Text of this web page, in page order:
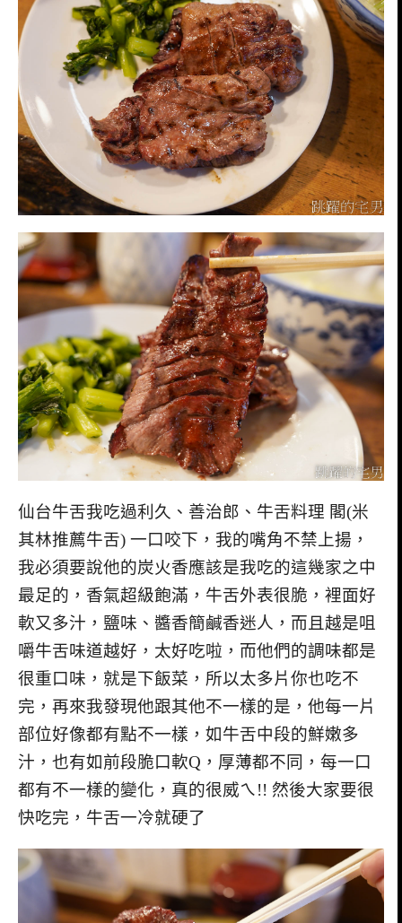
仙台牛舌我吃過利久、善治郎、牛舌料理 閣(米
其林推薦牛舌) 一口咬下，我的嘴角不禁上揚，
我必須要說他的炭火香應該是我吃的這幾家之中
最足的，香氣超級飽滿，牛舌外表很脆，裡面好
軟又多汁，鹽味、醬香簡鹹香迷人，而且越是咀
嚼牛舌味道越好，太好吃啦，而他們的調味都是
很重口味，就是下飯菜，所以太多片你也吃不
完，再來我發現他跟其他不一樣的是，他每一片
部位好像都有點不一樣，如牛舌中段的鮮嫩多
汁，也有如前段脆口軟Q，厚薄都不同，每一口
都有不一樣的變化，真的很威ㄟ!! 然後大家要很
快吃完，牛舌一冷就硬了